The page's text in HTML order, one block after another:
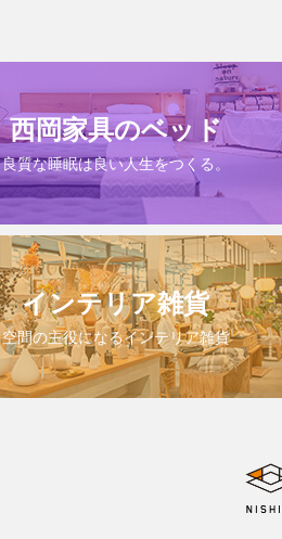
西岡家具のベッド
良質な睡眠は良い人生をつくる。
インテリア雑貨
空間の主役になるインテリア雑貨